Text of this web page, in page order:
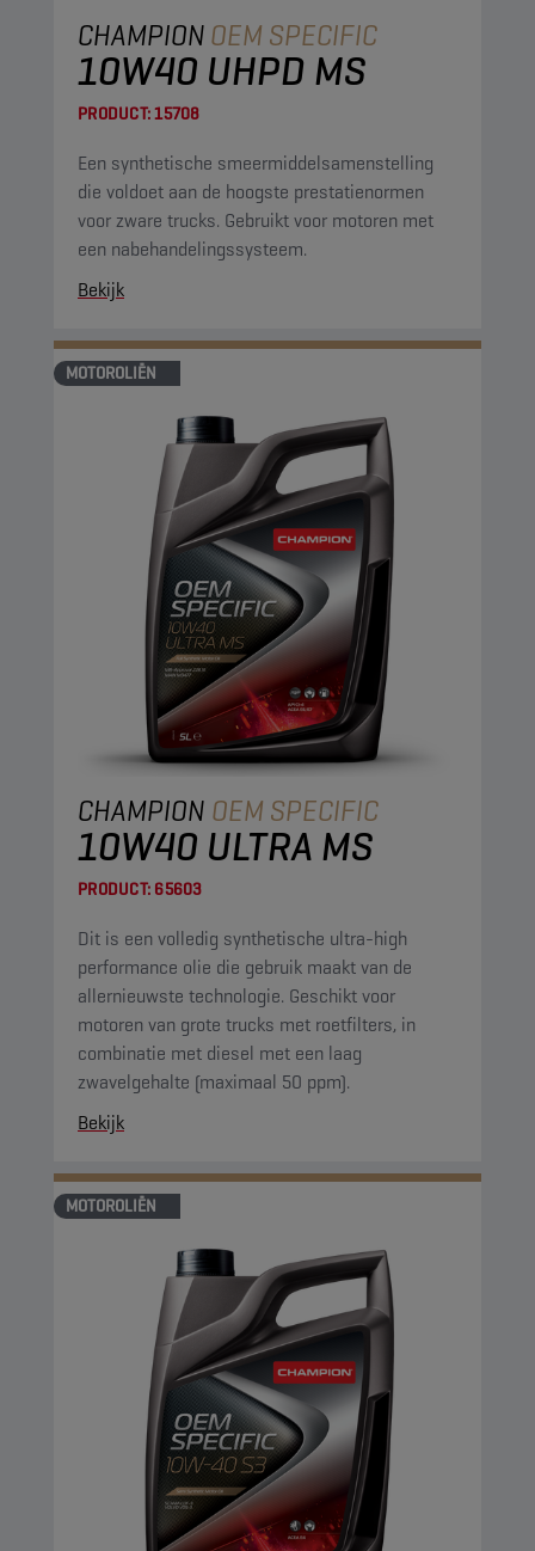
CHAMPIONOEM SPECIFIC
10W40 UHPD MS
PRODUCT:15708
Een synthetische smeermiddelsamenstelling
die voldoet aan de hoogste prestatienormen
voor zware trucks. Gebruikt voor motoren met
een nabehandelingssysteem.
Bekijk
MOTOROLIËN
CHAMPION OEM SPECIFIC
10W40 ULTRA MS
PRODUCT: 65603
Dit is een volledig synthetische ultra-high
performance olie die gebruik maakt van de
allernieuwste technologie. Geschikt voor
motoren van grote trucks met roetfilters, in
combinatie met diesel met een laag
zwavelgehalte (maximaal 50 ppm).
Bekijk
MOTOROLIËN